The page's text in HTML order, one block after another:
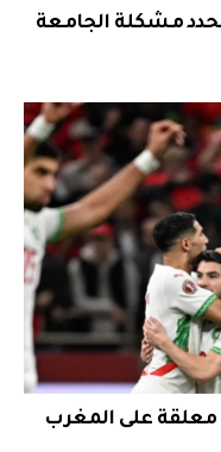
مشكلة الجامعة
معلقة على المغرب